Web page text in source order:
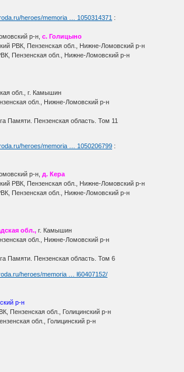
heroes/memoria … 1050314371 :
р-н, с. Голицыно
РВК, Пензенская обл., Нижне-Ломовский р-н
Пензенская обл., Нижне-Ломовский р-н
обл., г. Камышин
обл., Нижне-Ломовский р-н
Памяти. Пензенская область. Том 11
heroes/memoria … 1050206799 :
р-н, д. Кера
РВК, Пензенская обл., Нижне-Ломовский р-н
Пензенская обл., Нижне-Ломовский р-н
обл., г. Камышин
обл., Нижне-Ломовский р-н
Памяти. Пензенская область. Том 6
heroes/memoria … l60407152/
р-н
Пензенская обл., Голицинский р-н
обл., Голицинский р-н